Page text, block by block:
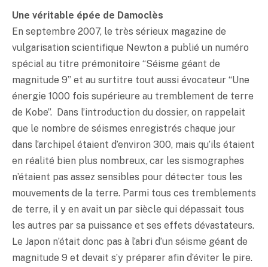
Une véritable épée de Damoclès
En septembre 2007, le très sérieux magazine de
vulgarisation scientifique Newton a publié un numéro
spécial au titre prémonitoire “Séisme géant de
magnitude 9” et au surtitre tout aussi évocateur “Une
énergie 1000 fois supérieure au tremblement de terre
de Kobe”. Dans l’introduction du dossier, on rappelait
que le nombre de séismes enregistrés chaque jour
dans l’archipel étaient d’environ 300, mais qu’ils étaient
en réalité bien plus nombreux, car les sismographes
n’étaient pas assez sensibles pour détecter tous les
mouvements de la terre. Parmi tous ces tremblements
de terre, il y en avait un par siècle qui dépassait tous
les autres par sa puissance et ses effets dévastateurs.
Le Japon n’était donc pas à l’abri d’un séisme géant de
magnitude 9 et devait s’y préparer afin d’éviter le pire.